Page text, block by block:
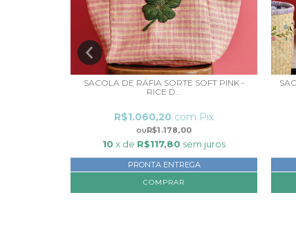
SACOLA DE RÁFIA SORTE SOFT PINK -
RICE D...
R$1.178,00
R$1.060,20 com Pix
10 x de R$117,80 sem juros
PRONTA ENTREGA